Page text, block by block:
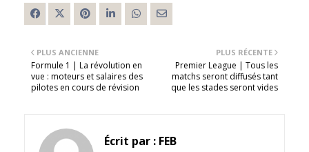
PLUS RÉCENTE
Premier League | Tous les
matchs seront diffusés tant
que les stades seront vides
PLUS ANCIENNE
Formule 1 | La révolution en
vue : moteurs et salaires des
pilotes en cours de révision
Écrit par : FEB